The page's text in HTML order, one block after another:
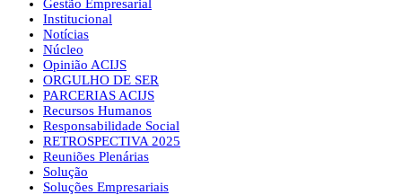
Gestão Empresarial
Institucional
Notícias
Núcleo
Opinião ACIJS
ORGULHO DE SER
PARCERIAS ACIJS
Recursos Humanos
Responsabilidade Social
RETROSPECTIVA 2025
Reuniões Plenárias
Solução
Soluções Empresariais